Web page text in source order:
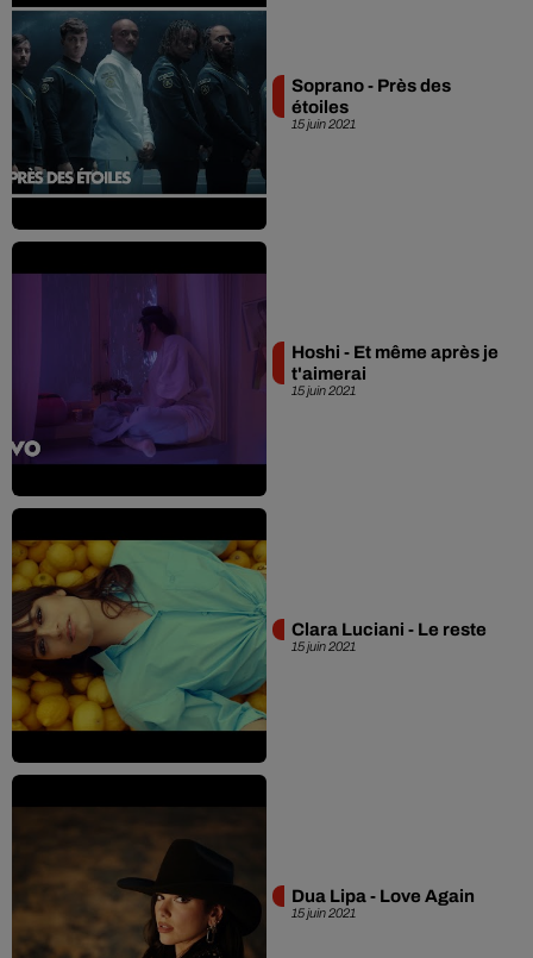
15 juin 2021
Soprano - Près des
étoiles
15 juin 2021
Hoshi - Et même après je
t'aimerai
15 juin 2021
Clara Luciani - Le reste
15 juin 2021
Dua Lipa - Love Again